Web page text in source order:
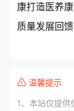
康打造医养
质量发展回
入世界500
付端创新推
与实体医养
温馨提示
1、本站仅提供